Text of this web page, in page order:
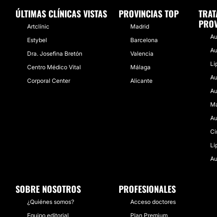
ÚLTIMAS CLÍNICAS VISTAS
Artclínic
Estybel
Dra. Josefina Bretón
Centro Médico Vital
Corporal Center
PROVINCIAS TOP
Madrid
Barcelona
Valencia
Málaga
Alicante
SOBRE NOSOTROS
¿Quiénes somos?
Equipo editorial
PROFESIONALES
Acceso doctores
Plan Premium